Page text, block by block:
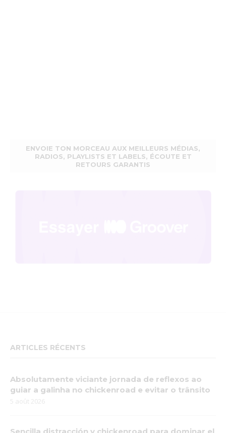
ENVOIE TON MORCEAU AUX MEILLEURS MÉDIAS,
RADIOS, PLAYLISTS ET LABELS, ÉCOUTE ET
RETOURS GARANTIS
ARTICLES RÉCENTS
Absolutamente viciante jornada de reflexos ao
guiar a galinha no chickenroad e evitar o trânsito
5 août 2026